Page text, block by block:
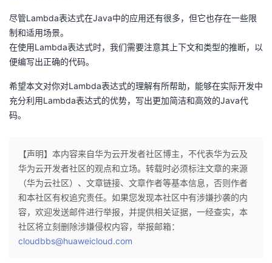
尽管Lambda表达式在Java中的应用还有很多，但它也存在一些限
制和适用场景。
在使用Lambda表达式时，我们需要注意其上下文和类型的推断，以
便编写出正确的代码。
希望本文对你对Lambda表达式的理解有所帮助，能够在实际开发中
充分利用Lambda表达式的优势，写出更加简洁和高效的Java代
码。
【声明】本内容来自华为云开发者社区博主，不代表华为云及
华为云开发者社区的观点和立场。转载时必须标注文章的来源
（华为云社区）、文章链接、文章作者等基本信息，否则作者
和本社区有权追究责任。如果您发现本社区中有涉嫌抄袭的内
容，欢迎发送邮件进行举报，并提供相关证据，一经查实，本
社区将立刻删除涉嫌侵权内容，举报邮箱：
cloudbbs@huaweicloud.com